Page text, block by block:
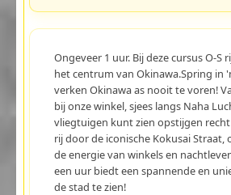
Ongeveer 1 uur. Bij deze cursus O-S
het centrum van Okinawa.Spring in
verken Okinawa as nooit te voren!
bij onze winkel, sjees langs Naha
vliegtuigen kunt zien opstijgen recht
rij door de iconische Kokusai
de energie van winkels en
een uur biedt een spannende en
de stad te zien!